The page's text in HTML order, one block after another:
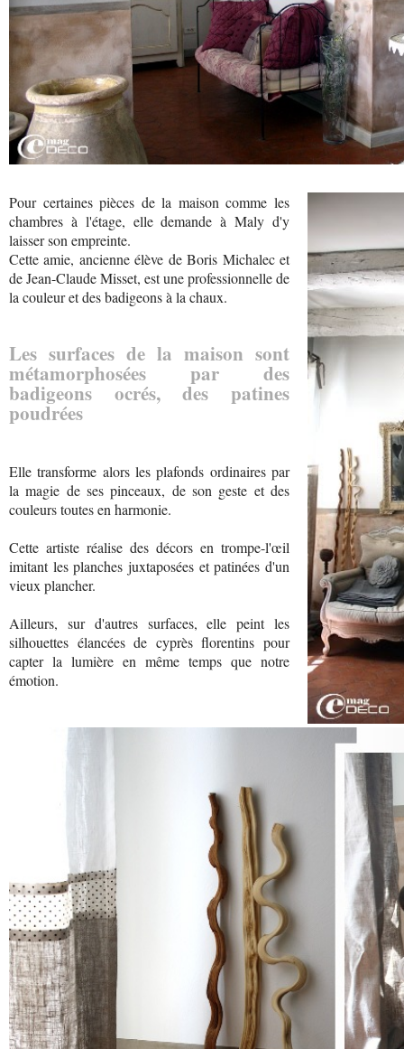
Pour certaines pièces de la maison comme les
chambres à l'étage, elle demande à Maly d'y
laisser son empreinte.
Cette amie, ancienne élève de Boris Michalec et
de Jean-Claude Misset, est une professionnelle de
la couleur et des badigeons à la chaux.
Les surfaces de la maison sont
métamorphosées par des
badigeons ocrés, des patines
poudrées
Elle transforme alors les plafonds ordinaires par
la magie de ses pinceaux, de son geste et des
couleurs toutes en harmonie.
Cette artiste réalise des décors en trompe-l'œil
imitant les planches juxtaposées et patinées d'un
vieux plancher.
Ailleurs, sur d'autres surfaces, elle peint les
silhouettes élancées de cyprès florentins pour
capter la lumière en même temps que notre
émotion.